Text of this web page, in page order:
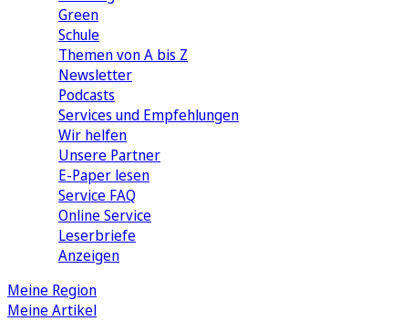
Green
Schule
Themen von A bis Z
Newsletter
Podcasts
Services und Empfehlungen
Wir helfen
Unsere Partner
E-Paper lesen
Service FAQ
Online Service
Leserbriefe
Anzeigen
Meine Region
Meine Artikel